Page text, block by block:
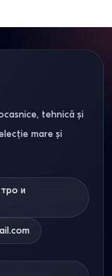
tehnică și
mare și
и